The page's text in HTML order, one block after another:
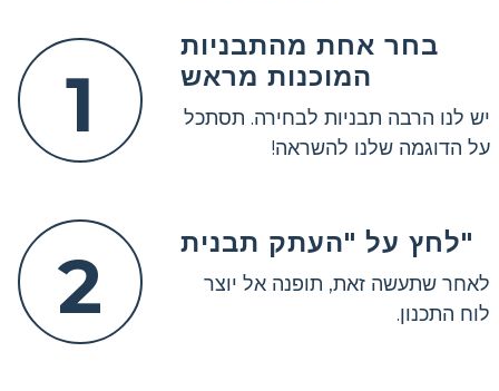
1
בחר אחת מהתבניות
המוכנות מראש
יש לנו הרבה תבניות לבחירה. תסתכל
על הדוגמה שלנו להשראה!
2 לחץ על "העתק תבנית"
לאחר שתעשה זאת, תופנה אל יוצר
לוח התכנון.